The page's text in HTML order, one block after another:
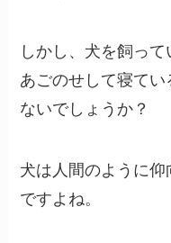
しかし、犬を飼っ
あごのせして寝て
ないでしょうか？
犬は人間のように
ですよね。